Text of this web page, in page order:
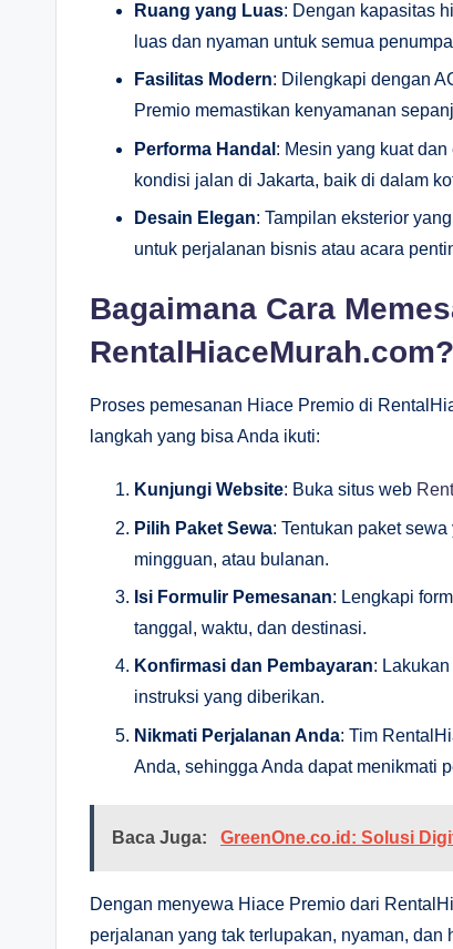
Ruang yang Luas: Dengan kapasitas
luas dan nyaman untuk semua
Fasilitas Modern: Dilengkapi dengan
Premio memastikan kenyamanan
Performa Handal : Mesin yang kuat
kondisi jalan di Jakarta, baik di dalam
Desain Elegan: Tampilan eksterior
untuk perjalanan bisnis atau acara
Bagaimana Cara
RentalHiaceMurah.com?
Proses pemesanan Hiace Premio di
langkah yang bisa Anda ikuti:
Kunjungi Website: Buka situs web
Pilih Paket Sewa: Tentukan paket
mingguan, atau bulanan.
Isi Formulir Pemesanan: Lengkapi
tanggal, waktu, dan destinasi.
Konfirmasi dan Pembayaran:
instruksi yang diberikan.
Nikmati Perjalanan Anda: Tim
Anda, sehingga Anda dapat menikmati
Baca Juga: GreenOne.co.id: Solusi
Dengan menyewa Hiace Premio dari
perjalanan yang tak terlupakan, nyaman,